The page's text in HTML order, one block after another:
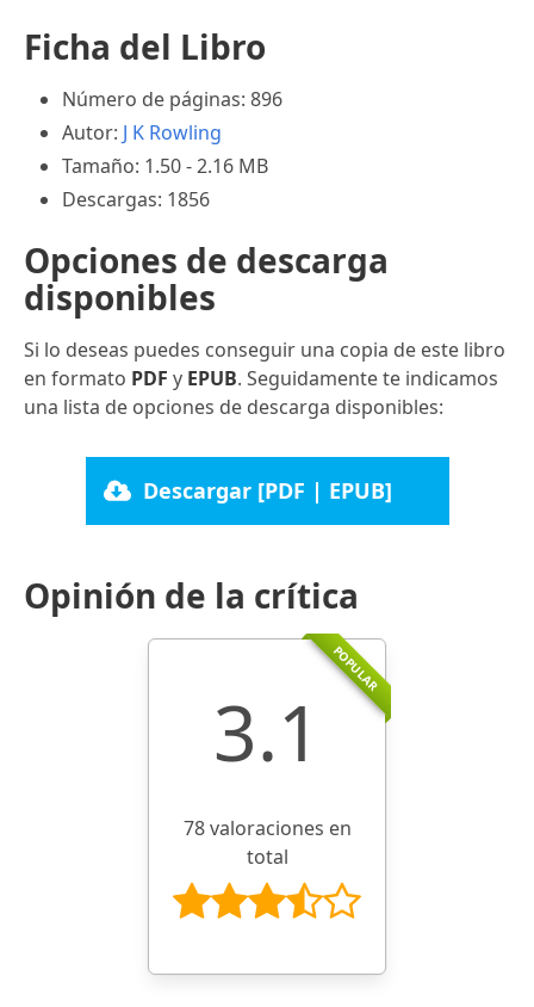
Ficha del Libro
Número de páginas: 896
Autor: J K Rowling
Tamaño: 1.50 - 2.16 MB
Descargas: 1856
Opciones de descarga
disponibles
Si lo deseas puedes conseguir una copia de este libro
en formato PDF y EPUB. Seguidamente te indicamos
una lista de opciones de descarga disponibles:
Descargar [PDF | EPUB]
Opinión de la crítica
POPULAR
3.1
78 valoraciones en
total